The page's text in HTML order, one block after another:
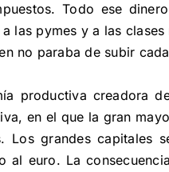
Todo ese
las pymes y a las
no paraba de subir
productiva creadora
en el que la gran
Los grandes capitales
al euro. La